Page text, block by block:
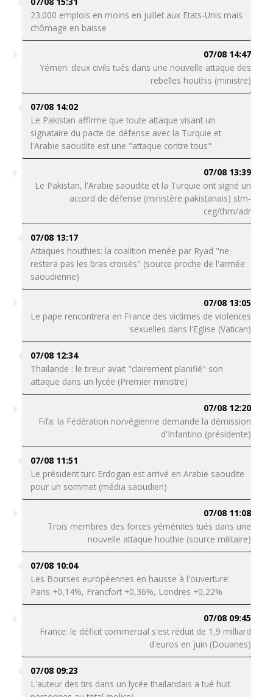
23.000 emplois en moins en juillet aux Etats-Unis mais
chômage en baisse
07/08 14:47
Yémen: deux civils tués dans une nouvelle attaque des
rebelles houthis (ministre)
07/08 14:02
Le Pakistan affirme que toute attaque visant un
signataire du pacte de défense avec la Turquie et
l'Arabie saoudite est une "attaque contre tous"
07/08 13:39
Le Pakistan, l'Arabie saoudite et la Turquie ont signé un
accord de défense (ministère pakistanais) stm-
ceg/thm/adr
07/08 13:17
Attaques houthies: la coalition menée par Ryad "ne
restera pas les bras croisés" (source proche de l'armée
saoudienne)
07/08 13:05
Le pape rencontrera en France des victimes de violences
sexuelles dans l'Eglise (Vatican)
07/08 12:34
Thaïlande : le tireur avait "clairement planifié" son
attaque dans un lycée (Premier ministre)
07/08 12:20
Fifa: la Fédération norvégienne demande la démission
d'Infantino (présidente)
07/08 11:51
Le président turc Erdogan est arrivé en Arabie saoudite
pour un sommet (média saoudien)
07/08 11:08
Trois membres des forces yéménites tués dans une
nouvelle attaque houthie (source militaire)
07/08 10:04
Les Bourses européennes en hausse à l'ouverture:
Paris +0,14%, Francfort +0,36%, Londres +0,22%
07/08 09:45
France: le déficit commercial s'est réduit de 1,9 milliard
d'euros en juin (Douanes)
07/08 09:23
L'auteur des tirs dans un lycée thaïlandais a tué huit